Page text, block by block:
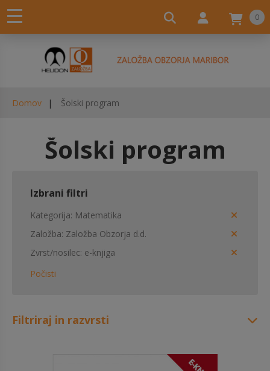
0
Domov Šolski program
Šolski program
Izbrani filtri
Kategorija Matematika
Založba Založba Obzorja d.d.
Zvrst/nosilec e-knjiga
Počisti
Filtriraj in razvrsti